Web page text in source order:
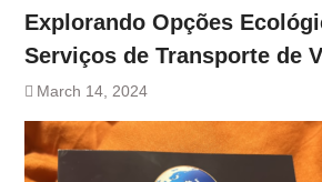
Explorando Opções
Serviços de Transporte de
March 14, 2024